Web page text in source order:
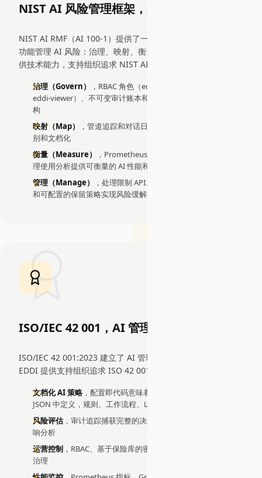
NIST AI 风险管理框架，美国
NIST AI RMF（AI 100-1）提供了一个自愿性框架，通过四个
功能管理 AI 风险：治理、映射、衡量和管理。EDDI 的架构提
供技术能力，支持组织追求 NIST AI RMF 对齐：
治理（Govern）
，RBAC 角色（eddi-admin、eddi-editor、
eddi-viewer）、不可变审计账本和文档化数据流支持 AI 治理结
构
映射（Map）
，管道追踪和对话日志记录实现全面的 AI 风险识
别和文档化
衡量（Measure）
，Prometheus 指标、Token/成本跟踪和代
理使用分析提供可衡量的 AI 性能和风险指标
管理（Manage）
，处理限制 API、通过管理界面的人工监督
和可配置的保留策略实现风险缓解控制
ISO/IEC 42 001，AI 管理体系
ISO/IEC 42 001:2023 建立了 AI 管理体系（AIMS）的要求。
EDDI 提供支持组织追求 ISO 42 001 认证的技术能力：
文档化 AI 策略 ，配置即代码意味着所有代理行为都在可审计的
JSON 中定义，规则、工作流程、LLM 配置和部署描述符
风险评估 ，审计追踪捕获完整的决策历史，用于风险评估和影
响分析
运营控制 ，RBAC、基于保险库的密钥管理和处理限制提供运营
治理